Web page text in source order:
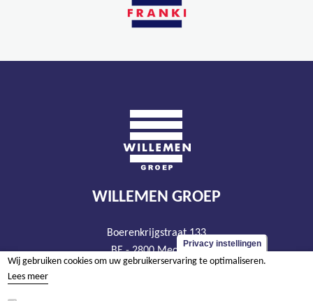
WILLEMEN GROEP
Boerenkrijgstraat 133
BE - 2800 Mechelen
tel +32 15 569 965
Privacy instellingen
Wij gebruiken cookies om uw gebruikerservaring te optimaliseren.
Lees meer